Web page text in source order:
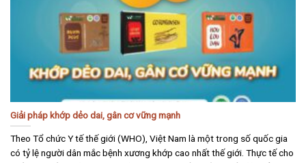
Giải pháp khớp dẻo dai, gân cơ vững mạnh
Theo Tổ chức Y tế thế giới (WHO), Việt Nam là một trong số quốc gia
có tỷ lệ người dân mắc bệnh xương khớp cao nhất thế giới. Thực tế cho